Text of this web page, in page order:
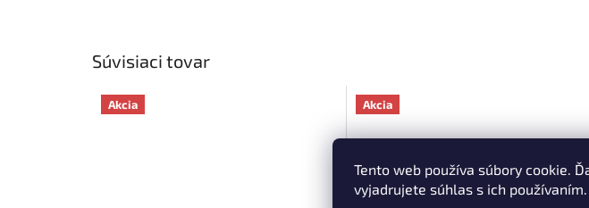
Tento web používa súbory cookie.
vyjadrujete súhlas s ich
Súvisiaci tovar
Akcia Akcia